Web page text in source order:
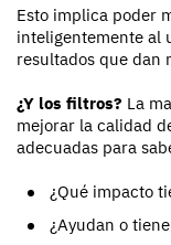
Esto implica poder
inteligentemente al
resultados que dan
¿Y los filtros? La
mejorar la calidad
adecuadas para
¿Qué impacto
¿Ayudan o